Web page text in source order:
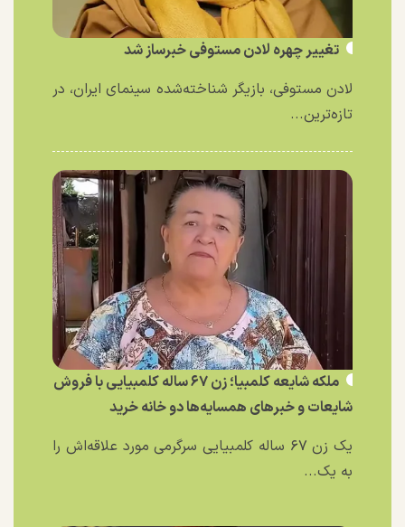
تغییر چهره لادن مستوفی خبرساز شد
لادن مستوفی، بازیگر شناخته‌شده سینمای ایران، در
تازه‌ترین...
ملکه شایعه کلمبیا؛ زن ۶۷ ساله کلمبیایی با فروش
شایعات و خبر‌های همسایه‌ها دو خانه خرید
یک زن ۶۷ ساله کلمبیایی سرگرمی مورد علاقه‌اش را
به یک...